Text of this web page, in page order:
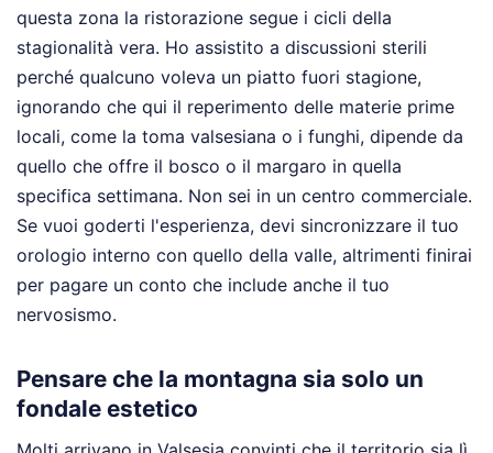
questa zona la ristorazione segue i cicli della
stagionalità vera. Ho assistito a discussioni sterili
perché qualcuno voleva un piatto fuori stagione,
ignorando che qui il reperimento delle materie prime
locali, come la toma valsesiana o i funghi, dipende da
quello che offre il bosco o il margaro in quella
specifica settimana. Non sei in un centro commerciale.
Se vuoi goderti l'esperienza, devi sincronizzare il tuo
orologio interno con quello della valle, altrimenti finirai
per pagare un conto che include anche il tuo
nervosismo.
Pensare che la montagna sia solo un
fondale estetico